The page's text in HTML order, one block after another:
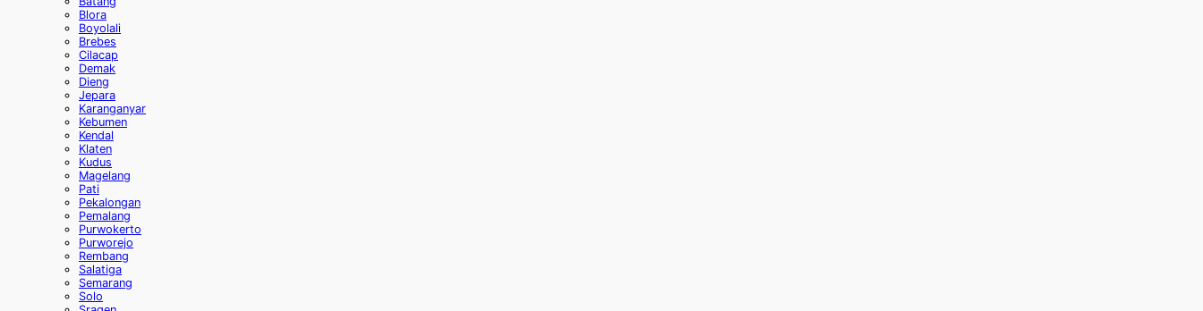
Blora
Boyolali
Brebes
Cilacap
Demak
Dieng
Jepara
Karanganyar
Kebumen
Kendal
Klaten
Kudus
Magelang
Pati
Pekalongan
Pemalang
Purwokerto
Purworejo
Rembang
Salatiga
Semarang
Solo